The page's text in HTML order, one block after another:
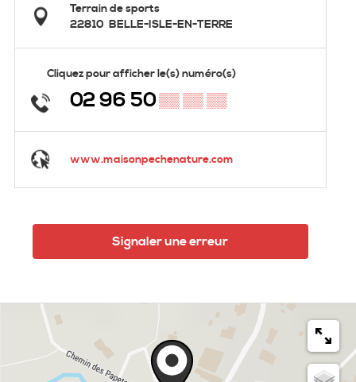
Terrain de sports
22810 BELLE-ISLE-EN-TERRE
Cliquez pour afficher le(s) numéro(s)
02 96 50▒▒ ▒▒ ▒▒
www.maisonpechenature.com
Signaler une erreur